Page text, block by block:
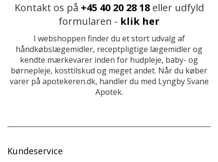
Kontakt os på +45 40 20 28 18eller udfyld
formularen - klik her
I webshoppen finder du et stort udvalg af
håndkøbslægemidler, receptpligtige lægemidler og
kendte mærkevarer inden for hudpleje, baby- og
børnepleje, kosttilskud og meget andet. Når du køber
varer på apotekeren.dk, handler du med Lyngby Svane
Apotek.
Kundeservice